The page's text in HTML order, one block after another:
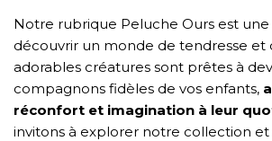
Notre rubrique Peluche Ours est une
découvrir un monde de tendresse et
adorables créatures sont prêtes à
compagnons fidèles de vos enfants,
réconfort et imagination à leur
invitons à explorer notre collection et